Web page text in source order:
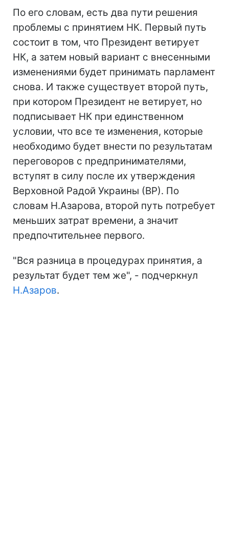
По его словам, есть два пути решения
проблемы с принятием НК. Первый путь
состоит в том, что Президент ветирует
НК, а затем новый вариант с внесенными
изменениями будет принимать парламент
снова. И также существует второй путь,
при котором Президент не ветирует, но
подписывает НК при единственном
условии, что все те изменения, которые
необходимо будет внести по результатам
переговоров с предпринимателями,
вступят в силу после их утверждения
Верховной Радой Украины (ВР). По
словам Н.Азарова, второй путь потребует
меньших затрат времени, а значит
предпочтительнее первого.
"Вся разница в процедурах принятия, а
результат будет тем же", - подчеркнул
Н.Азаров.